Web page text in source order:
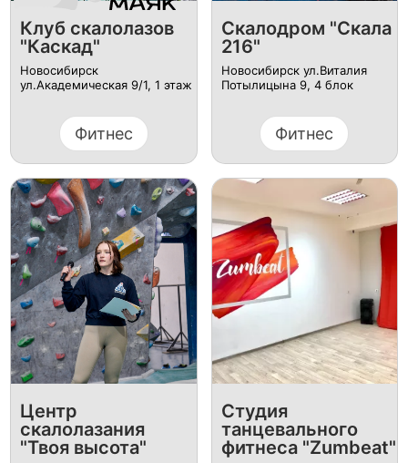
Клуб скалолазов
"Каскад"
Новосибирск
ул.Академическая 9/1​, 1 этаж
Фитнес
​Скалодром "Скала
216"
Новосибирск ул.​Виталия
Потылицына 9, ​4 блок
Фитнес
Центр
скалолазания
"Твоя высота"
Студия
танцевального
фитнеса "Zumbeat"